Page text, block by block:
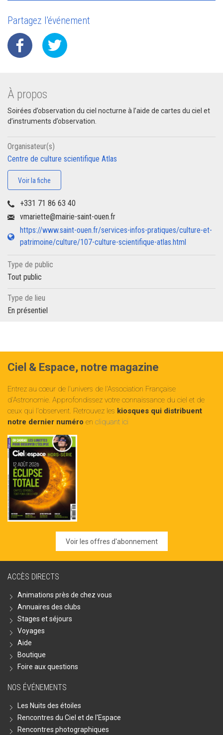
Partagez l'événement
À propos
Soirées d’observation du ciel nocturne à l’aide de cartes du ciel et
d’instruments d’observation.
Organisateur(s)
Centre de culture scientifique Atlas
Voir la fiche
+331 71 86 63 40
vmariette@mairie-saint-ouen.fr
https://www.saint-ouen.fr/services-infos-pratiques/culture-et-
patrimoine/culture/107-culture-scientifique-atlas.html
Type de public
Tout public
Type de lieu
En présentiel
Ciel & Espace, notre magazine
Entrez au cœur de l'univers de l'Association Française
d'Astronomie. Approfondissez votre connaissance du ciel et de
ceux qui l'observent. Retrouvez les kiosques qui distribuent
notre dernier numéro en cliquant ici
Voir les offres d'abonnement
ACCÈS DIRECTS
Animations près de chez vous
Annuaires des clubs
Stages et séjours
Voyages
Aide
Boutique
Foire aux questions
NOS ÉVÉNEMENTS
Les Nuits des étoiles
Rencontres du Ciel et de l'Espace
Rencontres photographiques